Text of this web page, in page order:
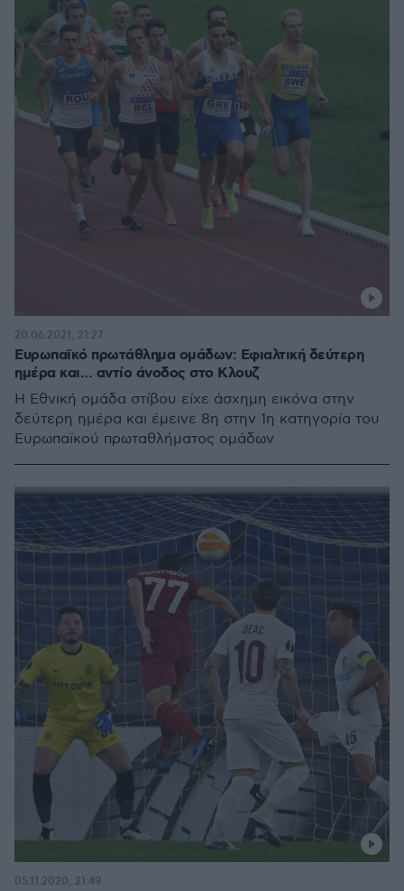
Ευρωπαϊκό πρωτάθλημα ομάδων: Εφιαλτική δεύτερη
ημέρα και… αντίο άνοδος στο Κλουζ
Η Εθνική ομάδα στίβου είχε άσχημη εικόνα στην
δεύτερη ημέρα και έμεινε 8η στην 1η κατηγορία του
Ευρωπαϊκού πρωταθλήματος ομάδων
20.06.2021, 21:27
05.11.2020, 21:49